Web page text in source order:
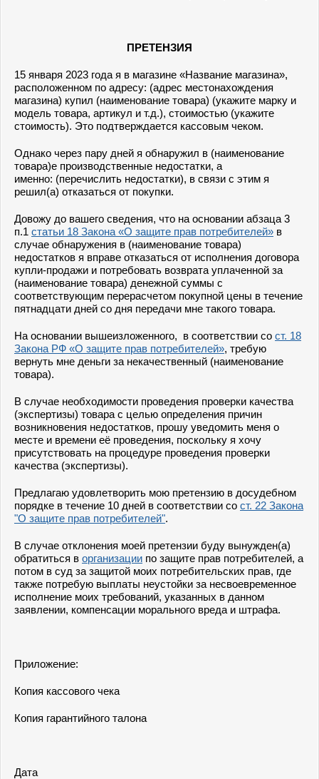
ПРЕТЕНЗИЯ
15 января 2023 года я в магазине «Название магазина»,
расположенном по адресу: (адрес местонахождения
магазина) купил (наименование товара) (укажите марку и
модель товара, артикул и т.д.), стоимостью (укажите
стоимость). Это подтверждается кассовым чеком.
Однако через пару дней я обнаружил в (наименование
товара)е производственные недостатки, а
именно: (перечислить недостатки), в связи с этим я
решил(а) отказаться от покупки.
Довожу до вашего сведения, что на основании абзаца 3
п.1 статьи 18 Закона «О защите прав потребителей» в
случае обнаружения в (наименование товара)
недостатков я вправе отказаться от исполнения договора
купли-продажи и потребовать возврата уплаченной за
(наименование товара) денежной суммы с
соответствующим перерасчетом покупной цены в течение
пятнадцати дней со дня передачи мне такого товара.
На основании вышеизложенного, в соответствии со ст. 18
Закона РФ «О защите прав потребителей», требую
вернуть мне деньги за некачественный (наименование
товара).
В случае необходимости проведения проверки качества
(экспертизы) товара с целью определения причин
возникновения недостатков, прошу уведомить меня о
месте и времени её проведения, поскольку я хочу
присутствовать на процедуре проведения проверки
качества (экспертизы).
Предлагаю удовлетворить мою претензию в досудебном
порядке в течение 10 дней в соответствии со ст. 22 Закона
"О защите прав потребителей".
В случае отклонения моей претензии буду вынужден(а)
обратиться в организации по защите прав потребителей, а
потом в суд за защитой моих потребительских прав, где
также потребую выплаты неустойки за несвоевременное
исполнение моих требований, указанных в данном
заявлении, компенсации морального вреда и штрафа.
Приложение:
Копия кассового чека
Копия гарантийного талона
Дата